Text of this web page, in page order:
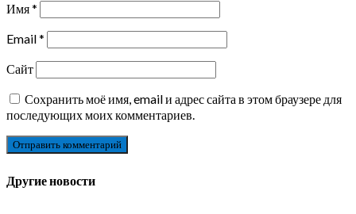
Имя*
Email*
Сайт
Сохранить моё имя, email и адрес сайта в этом браузере для
последующих моих комментариев.
Другие новости